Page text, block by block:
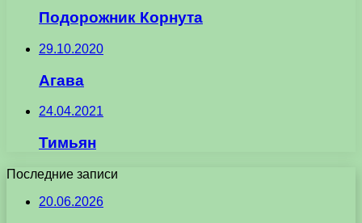
Подорожник Корнута
29.10.2020
Агава
24.04.2021
Тимьян
Последние записи
20.06.2026